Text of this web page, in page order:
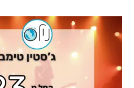
הופעה
של
טימברלק
בקרקוב,טיסות